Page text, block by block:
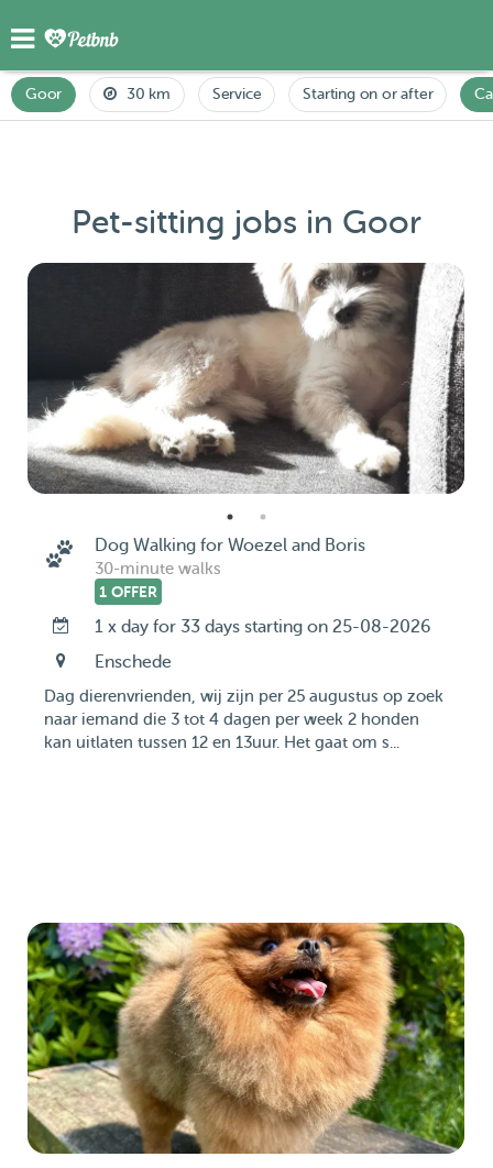
Goor 30 km Service Starting on or after
Pet-sitting jobs in Goor
Dog Walking for Woezel and Boris
30-minute walks
1 OFFER
1 x day for 33 days starting on 25-08-2026
Enschede
Dag dierenvrienden, wij zijn per 25 augustus op zoek
naar iemand die 3 tot 4 dagen per week 2 honden
kan uitlaten tussen 12 en 13uur. Het gaat om s...